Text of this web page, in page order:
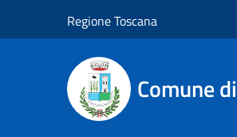
Regione Toscana
Comune